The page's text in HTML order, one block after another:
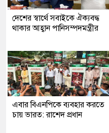
দেশের স্বার্থে সবাইকে ঐক্যবদ্ধ
থাকার আহ্বান পানিসম্পদমন্ত্রীর
এবার বিএনপিকে ব্যবহার করতে
চায় ভারত: রাশেদ প্রধান